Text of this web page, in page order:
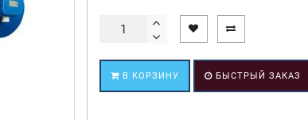
В КОРЗИНУ БЫСТРЫЙ ЗАКАЗ